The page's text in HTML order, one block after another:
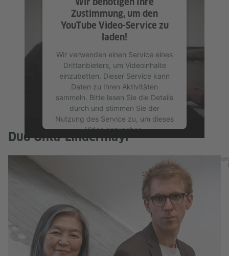
Video anzusehen.
Mehr Informationen
Akzeptieren
Zustimmung, um den
YouTube Video-Service zu
laden!
Wir verwenden einen Service eines
Drittanbieters, um Videoinhalte
einzubetten. Dieser Service kann
Daten zu Ihren Aktivitäten
sammeln. Bitte lesen Sie die Details
durch und stimmen Sie der
Nutzung des Service zu, um dieses
Video anzusehen.
Duo Ohta-Lindermayr